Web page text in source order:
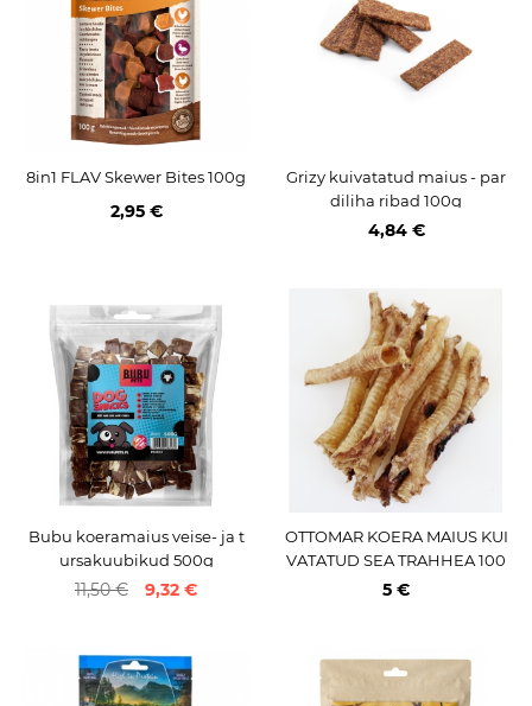
8in1 FLAV Skewer Bites 100g
2,95 €
Grizy kuivatatud maius - par
diliha ribad 100g
4,84 €
Bubu koeramaius veise- ja t
ursakuubikud 500g
11,50 € 9,32 €
OTTOMAR KOERA MAIUS KUI
VATATUD SEA TRAHHEA 100
G
5 €